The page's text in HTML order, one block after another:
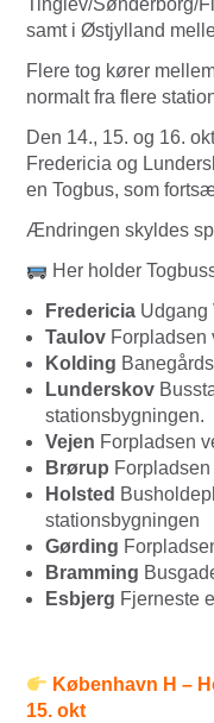
Tinglev/Sønderborg/
samt i Østjylland
Flere tog kører
normalt fra flere
Den 14., 15. og 16.
Fredericia og
en Togbus, som
Ændringen skyldes
Her holder
Fredericia Udgang
Taulov Forpladsen
Kolding
Lunderskov
stationsbygningen.
Vejen Forpladsen
Brørup
Holsted
stationsbygningen
Gørding
Bramming
Esbjerg Fjerneste
København H –
15. okt